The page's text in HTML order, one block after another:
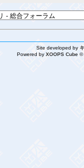
Site developed by
Powered by XOOPS Cube ©